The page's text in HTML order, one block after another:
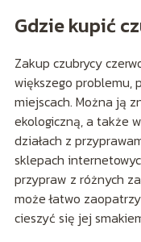
Gdzie kupić
Zakup czubrycy
większego problemu,
miejscach. Można ją
ekologiczną, a także
działach z
sklepach
przypraw z różnych
może łatwo
cieszyć się jej